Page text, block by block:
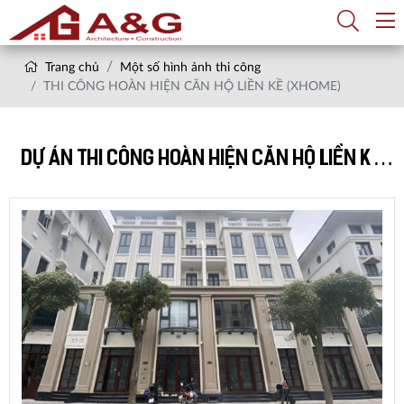
Trang chủ
Một số hình ảnh thi công
THI CÔNG HOÀN HIỆN CĂN HỘ LIỀN KỀ (XHOME)
DỰ ÁN THI CÔNG HOÀN HIỆN CĂN HỘ LIỀN KỀ
(XHOME)